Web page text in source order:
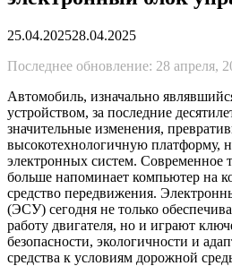
25.04.202528.04.2025
Последнее обновление: 28 апреля,
Автомобиль, изначально
устройством, за последние
значительные изменения,
высокотехнологичную платформу,
электронных систем. Современное
больше напоминает компьютер на
средство передвижения.
(ЭСУ) сегодня не только
работу двигателя, но и играют
безопасности, экологичности и
средства к условиям дорожной